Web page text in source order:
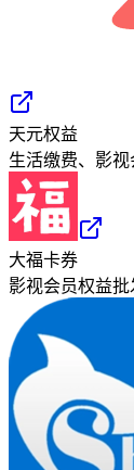
天元权益
生活缴费、影
大福卡券
影视会员权益批